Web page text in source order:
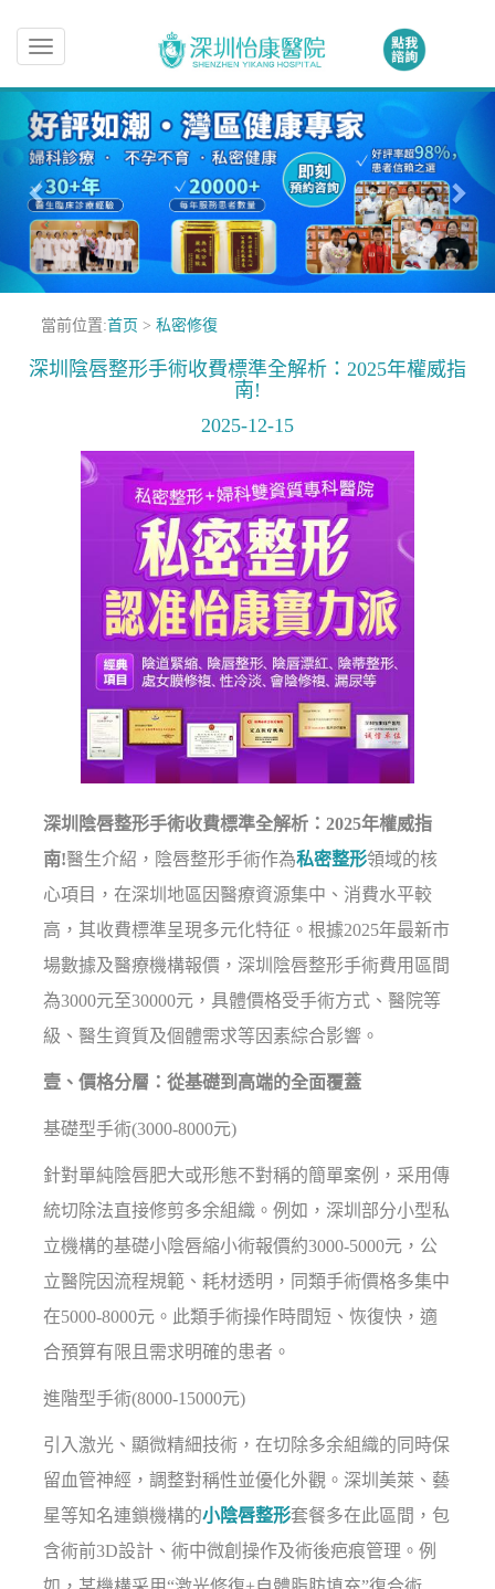
Toggle
navigation
當前位置:首页 > 私密修復
深圳陰唇整形手術收費標準全解析：2025年權威指
南!
2025-12-15
深圳陰唇整形手術收費標準全解析：2025年權威指
南!醫生介紹，陰唇整形手術作為私密整形領域的核
心項目，在深圳地區因醫療資源集中、消費水平較
高，其收費標準呈現多元化特征。根據2025年最新市
場數據及醫療機構報價，深圳陰唇整形手術費用區間
為3000元至30000元，具體價格受手術方式、醫院等
級、醫生資質及個體需求等因素綜合影響。
壹、價格分層：從基礎到高端的全面覆蓋
基礎型手術(3000-8000元)
針對單純陰唇肥大或形態不對稱的簡單案例，采用傳
統切除法直接修剪多余組織。例如，深圳部分小型私
立機構的基礎小陰唇縮小術報價約3000-5000元，公
立醫院因流程規範、耗材透明，同類手術價格多集中
在5000-8000元。此類手術操作時間短、恢復快，適
合預算有限且需求明確的患者。
進階型手術(8000-15000元)
引入激光、顯微精細技術，在切除多余組織的同時保
留血管神經，調整對稱性並優化外觀。深圳美萊、藝
星等知名連鎖機構的小陰唇整形套餐多在此區間，包
含術前3D設計、術中微創操作及術後疤痕管理。例